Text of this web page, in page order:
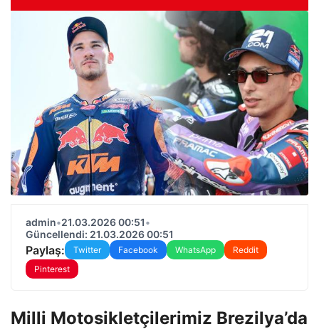
admin•21.03.2026 00:51•
Güncellendi: 21.03.2026 00:51
Paylaş: Twitter Facebook WhatsApp
Reddit
Pinterest
Milli Motosikletçilerimiz Brezilya’da